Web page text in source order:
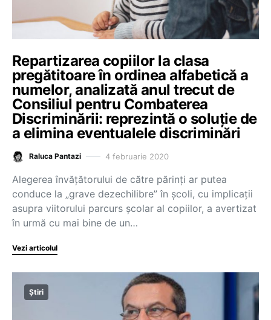
Repartizarea copiilor la clasa
pregătitoare în ordinea alfabetică a
numelor, analizată anul trecut de
Consiliul pentru Combaterea
Discriminării: reprezintă o soluţie de
a elimina eventualele discriminări
Raluca Pantazi 4 februarie 2020
Alegerea învățătorului de către părinți ar putea
conduce la „grave dezechilibre” în școli, cu implicaţii
asupra viitorului parcurs şcolar al copiilor, a avertizat
în urmă cu mai bine de un…
Vezi articolul
Știri